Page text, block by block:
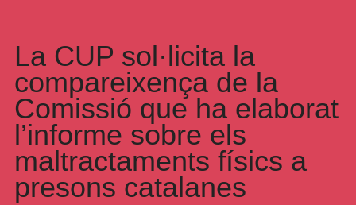
La CUP sol·licita la
compareixença de la
Comissió que ha elaborat
l’informe sobre els
maltractaments físics a
presons catalanes